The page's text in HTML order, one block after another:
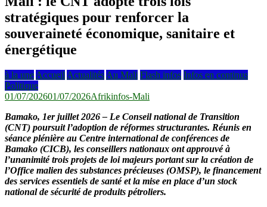
stratégiques pour renforcer la
souveraineté économique, sanitaire et
énergétique
à la une Accueil Actualités Au Mali Flash infos Infos en continus
Politique
01/07/202601/07/2026Afrikinfos-Mali
Bamako, 1er juillet 2026 – Le Conseil national de Transition
(CNT) poursuit l’adoption de réformes structurantes. Réunis en
séance plénière au Centre international de conférences de
Bamako (CICB), les conseillers nationaux ont approuvé à
l’unanimité trois projets de loi majeurs portant sur la création de
l’Office malien des substances précieuses (OMSP), le financement
des services essentiels de santé et la mise en place d’un stock
national de sécurité de produits pétroliers.